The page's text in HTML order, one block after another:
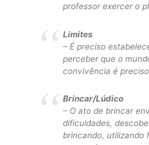
professor exercer o
Limites
– É preciso
perceber que o
convivência é
Brincar/Lúdico
– O ato de brincar
dificuldades,
brincando, utilizando